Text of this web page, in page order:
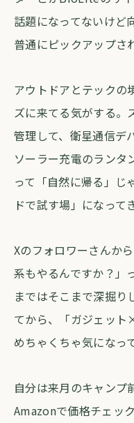
話題になってないけど
普通にピックアップさ
アウトドアとテックの
ズに来てる気がする。
管理して、衛星通信デ
ソーラー充電のランタ
って「自然に帰る」じ
ドで試す場」になって
Xのフォロワーさんか
系もやるんですか？」
まではそこまで深掘り
てから、「ガジェッ
めちゃくちゃ気になっ
自分は来月のキャンプ
Amazonで価格チェッ